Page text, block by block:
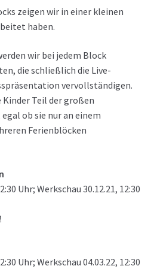
zeigen wir in einer kleinen
haben.
wir bei jedem Block
die schließlich die Live-
vervollständigen.
Kinder Teil der großen
ob sie nur an einem
Ferienblöcken
Uhr; Werkschau 30.12.21, 12:30
Uhr; Werkschau 04.03.22, 12:30